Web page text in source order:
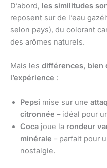
D’abord, les similitudes
reposent sur de l’eau
selon pays), du colorant
des arômes naturels.
Mais les différences, bien
l’expérience :
Pepsi mise sur une
citronnée – idéal pour
Coca joue la rondeur
minérale – parfait pour
nostalgie.